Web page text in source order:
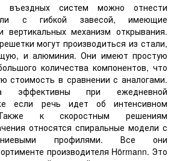
въездных систем можно отнести
с гибкой завесой, имеющие
вертикальных механизм открывания.
могут производиться из стали,
и алюминия. Они имеют простую
количества компонентов, что
стоимость в сравнении с аналогами.
эффективны при ежедневной
если речь идет об интенсивном
Также к скоростным решениям
относятся спиральные модели с
профилями. Все они
производителя Hörmann. Это